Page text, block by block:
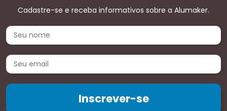
Cadastre-se e receba informativos sobre a Alumaker.